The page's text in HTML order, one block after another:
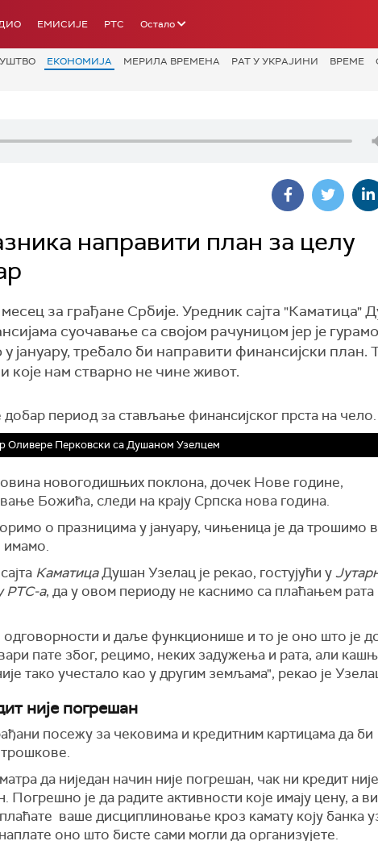
ЕМИСИЈЕ РТС Остало
ЕКОНОМИЈА МЕРИЛА ВРЕМЕНА РАТ У УКРАЈИНИ ВРЕМЕ
направити план за целу
за грађане Србије. Уредник сајта "Каматица"
суочавање са својом рачуницом јер је
јануару, требало би направити финансијски план.
које нам стварно не чине живот.
добар период за стављање финансијског прста на чело.
Оливере Перковски са Душаном Узелцем
новогодишњих поклона, дочек Нове године,
Божића, следи на крају Српска нова година.
о празницима у јануару, чињеница је да трошимо
имамо.
КаматицаДушан Узелац је рекао, гостујући у
РТС-а, да у овом периоду не каснимо са плаћањем рата
одговорности и даље функционише и то је оно што је
пате због, рецимо, неких задужења и рата, али
тако учестало као у другим земљама", рекао је
није погрешан
посежу за чековима и кредитним картицамада би
.
да ниједан начин није погрешан, чак ни кредит није
Погрешно је да радите активности које имају цену, а ви
ваше дисциплиновање кроз камату коју банка
оно што бисте сами могли да организујете.